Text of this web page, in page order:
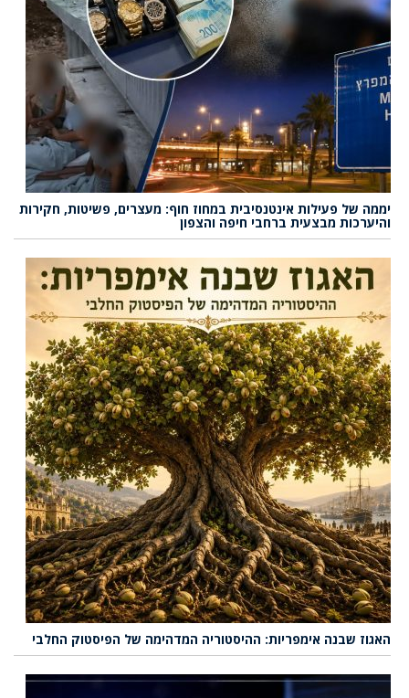
יממה של פעילות אינטנסיבית במחוז חוף: מעצרים, פשיטות, חקירות
והיערכות מבצעית ברחבי חיפה והצפון
האגוז שבנה אימפריות: ההיסטוריה המדהימה של הפיסטוק החלבי